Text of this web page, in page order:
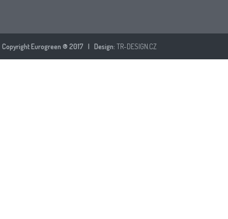
Copyright Eurogreen ® 2017 | Design:TR-DESIGN.CZ